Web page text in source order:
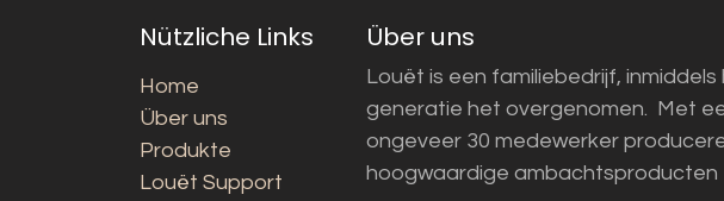
Nützliche Links
Home
Über uns
Produkte
Louët Support
Über uns
Louët is een familiebedrijf,
generatie het overgenomen. Met
ongeveer 30 medewerker
hoogwaardige ambachtsproducten